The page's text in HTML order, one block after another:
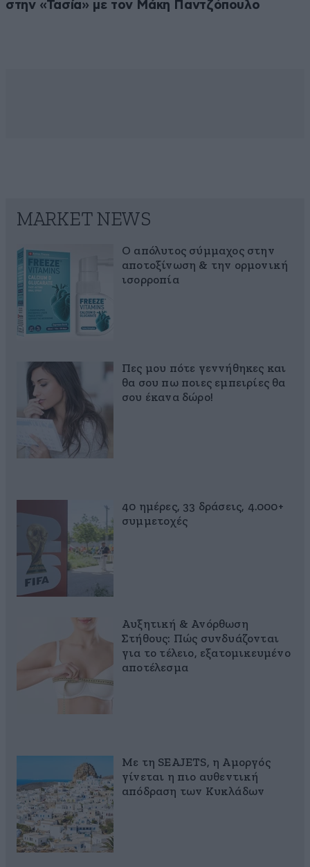
στην «Τασία» με τον Μάκη Παντζόπουλο
MARKET NEWS
Ο απόλυτος σύμμαχος στην
αποτοξίνωση & την ορμονική
ισορροπία
Πες μου πότε γεννήθηκες και
θα σου πω ποιες εμπειρίες θα
σου έκανα δώρο!
40 ημέρες, 33 δράσεις, 4.000+
συμμετοχές
Αυξητική & Ανόρθωση
Στήθους: Πώς συνδυάζονται
για το τέλειο, εξατομικευμένο
αποτέλεσμα
Με τη SEAJETS, η Αμοργός
γίνεται η πιο αυθεντική
απόδραση των Κυκλάδων